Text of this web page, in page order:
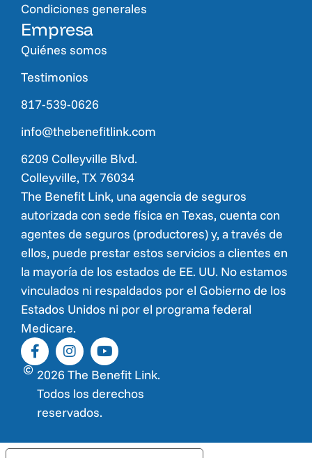
Condiciones generales
Empresa
Quiénes somos
Testimonios
817-539-0626
info@thebenefitlink.com
6209 Colleyville Blvd.
Colleyville, TX 76034
The Benefit Link, una agencia de seguros
autorizada con sede física en Texas, cuenta con
agentes de seguros (productores) y, a través de
ellos, puede prestar estos servicios a clientes en
la mayoría de los estados de EE. UU. No estamos
vinculados ni respaldados por el Gobierno de los
Estados Unidos ni por el programa federal
Medicare.
2026 The Benefit Link.
Todos los derechos
reservados.